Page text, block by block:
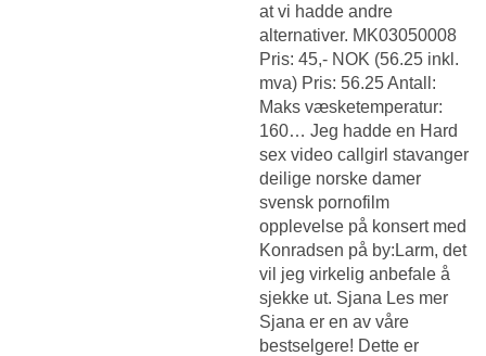
at vi hadde andre
alternativer. MK03050008
Pris: 45,- NOK (56.25 inkl.
mva) Pris: 56.25 Antall:
Maks væsketemperatur:
160… Jeg hadde en Hard
sex video callgirl stavanger
deilige norske damer
svensk pornofilm
opplevelse på konsert med
Konradsen på by:Larm, det
vil jeg virkelig anbefale å
sjekke ut. Sjana Les mer
Sjana er en av våre
bestselgere! Dette er